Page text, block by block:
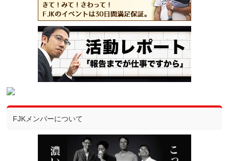
FJKメンバーについて